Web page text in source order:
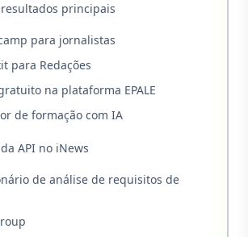
principais
para jornalistas
para Redações
na plataforma EPALE
de formação com IA
API no iNews
de análise de requisitos de